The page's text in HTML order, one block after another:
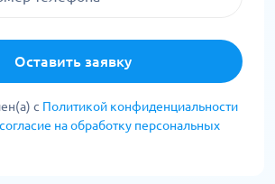
Оставить заявку
с Политикой конфиденциальности
согласие на обработку персональных